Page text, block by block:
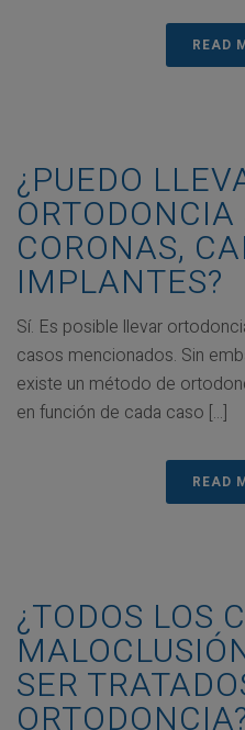
READ
¿PUEDO
CORONAS,
IMPLANTES?
Sí. Es posible llevar
casos mencionados. Sin
existe un método de
en función de cada caso [...]
READ
¿TODOS LOS
SER